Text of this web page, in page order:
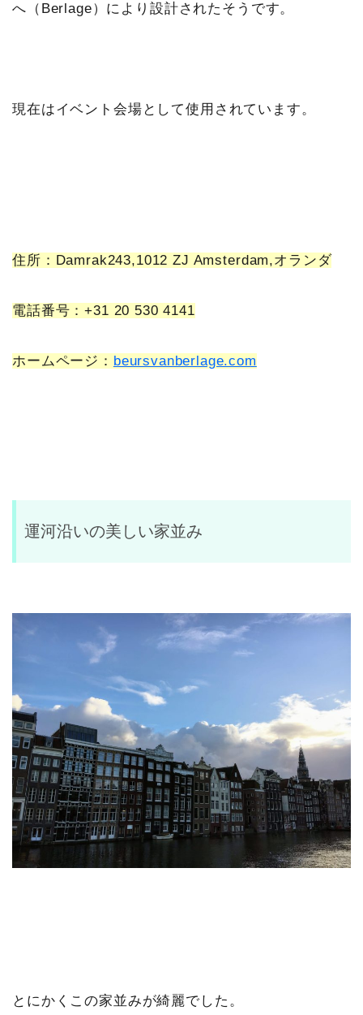
へ（Berlage）により設計されたそうです。
現在はイベント会場として使用されています。
住所：Damrak243,1012 ZJ Amsterdam,オランダ
電話番号：+31 20 530 4141
ホームページ： beursvanberlage.com
運河沿いの美しい家並み
とにかくこの家並みが綺麗でした。